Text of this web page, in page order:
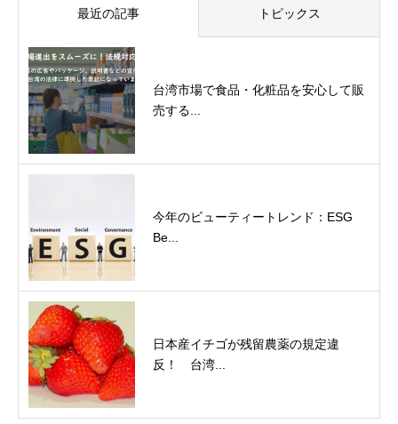
最近の記事 トピックス
台湾市場で食品・化粧品を安心して販
売する...
今年のビューティートレンド：ESG
Be...
日本産イチゴが残留農薬の規定違
反！ 台湾...